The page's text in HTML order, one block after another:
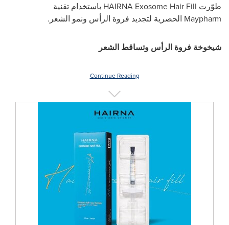
طوّرت HAIRNA Exosome Hair Fill باستخدام تقنية
Maypharm الحصرية لتجديد فروة الرأس ونمو الشعر.
شيخوخة فروة الرأس وتساقط الشعر
Continue Reading